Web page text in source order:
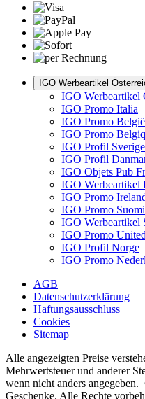
IGO Werbeartikel
IGO Werbeartikel
IGO Promo Italia
IGO Promo België
IGO Promo
IGO Profil Sverige
IGO Profil
IGO Objets Pub
IGO Werbeartikel
IGO Promo
IGO Promo Suomi
IGO Werbeartikel
IGO Promo
IGO Profil Norge
IGO Promo
AGB
Datenschutzerklärung
Haftungsausschluss
Cookies
Sitemap
Alle angezeigten Preise
Mehrwertsteuer und anderer
wenn nicht anders
Geschenke. Alle Rechte